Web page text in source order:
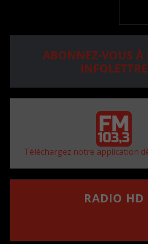
ABONNEZ-VOUS À
INFOLETTRE
Téléchargez notre application
RADIO HD